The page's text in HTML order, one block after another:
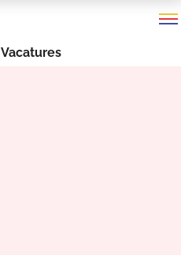
Vacatures